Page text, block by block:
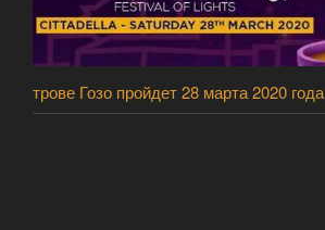
трове Гозо пройдет 28 марта 2020 года